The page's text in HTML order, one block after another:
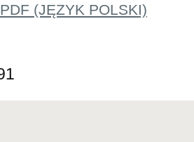
PDF (JĘZYK POLSKI)